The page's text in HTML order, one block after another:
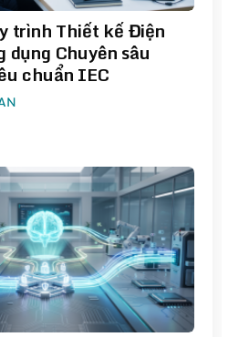
trình Thiết kế Điện
dụng Chuyên sâu
chuẩn IEC